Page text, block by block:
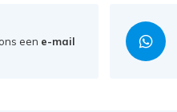
een e-mail